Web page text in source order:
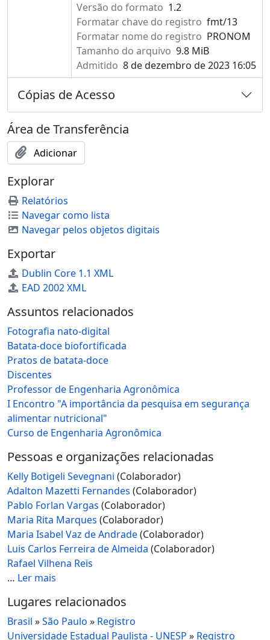
Versão do formato 1.2
Formatar chave do registro fmt/13
Formatar nome do registro PRONOM
Tamanho do arquivo 9.8 MiB
Admitido 8 de dezembro de 2023 16:05
Cópias de Acesso
Área de Transferência
Adicionar
Explorar
Relatórios
Navegar como lista
Navegar pelos objetos digitais
Exportar
Dublin Core 1.1 XML
EAD 2002 XML
Assuntos relacionados
Fotografia nato-digital
Batata-doce biofortificada
Pratos de batata-doce
Discentes
Professor de Engenharia Agronômica
I Encontro "A importância da pesquisa em segurança
alimentar nutricional"
Curso de Engenharia Agronômica
Pessoas e organizações relacionadas
Kelly Botigeli Sevegnani (Colaborador)
Adalton Mazetti Fernandes (Colaborador)
Pablo Forlan Vargas (Colaborador)
Maria Rita Marques (Colaborador)
Maria Isabel Vaz de Andrade(Colaborador)
Luis Carlos Ferreira de Almeida (Colaborador)
Rafael Vilhena Reis
… Ler mais
Lugares relacionados
Brasil »São Paulo » Registro
Universidade Estadual Paulista - UNESP » Registro